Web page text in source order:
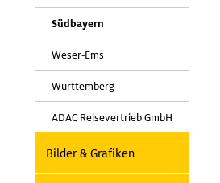
Südbayern
Weser-Ems
Württemberg
ADAC Reisevertrieb GmbH
Bilder & Grafiken